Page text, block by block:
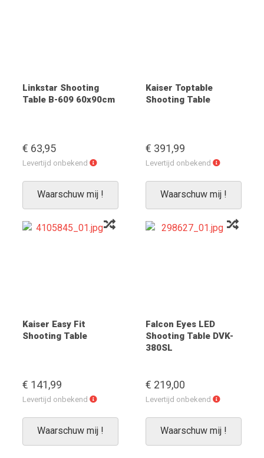
Linkstar Shooting
Table B-609 60x90cm
€ 63,95
Levertijd onbekend
Levertijd
Waarschuw mij !
Kaiser Toptable
Shooting Table
€ 391,99
Levertijd onbekend
Levertijd
Waarschuw mij !
Kaiser Easy Fit
Shooting Table
€ 141,99
Levertijd onbekend
Levertijd
Waarschuw mij !
Falcon Eyes LED
Shooting Table DVK-
380SL
€ 219,00
Levertijd onbekend
Levertijd
Waarschuw mij !